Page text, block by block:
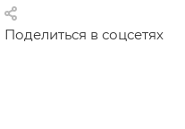
Поделиться в соцсетях